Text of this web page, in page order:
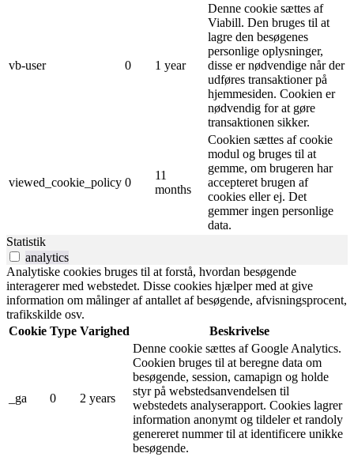
vb-user 0 1 year
Denne cookie sættes af
Viabill. Den bruges til at
lagre den besøgenes
personlige oplysninger,
disse er nødvendige når der
udføres transaktioner på
hjemmesiden. Cookien er
nødvendig for at gøre
transaktionen sikker.
viewed_cookie_policy 0
11
months
Cookien sættes af cookie
modul og bruges til at
gemme, om brugeren har
accepteret brugen af ​​
cookies eller ej. Det
gemmer ingen personlige
data.
Statistik
analytics
Analytiske cookies bruges til at forstå, hvordan besøgende
interagerer med webstedet. Disse cookies hjælper med at give
information om målinger af antallet af besøgende, afvisningsprocent,
trafikskilde osv.
Cookie Type Varighed Beskrivelse
_ga 0 2 years
Denne cookie sættes af Google Analytics.
Cookien bruges til at beregne data om
besøgende, session, camapign og holde
styr på webstedsanvendelsen til
webstedets analyserapport. Cookies lagrer
information anonymt og tildeler et randoly
genereret nummer til at identificere unikke
besøgende.